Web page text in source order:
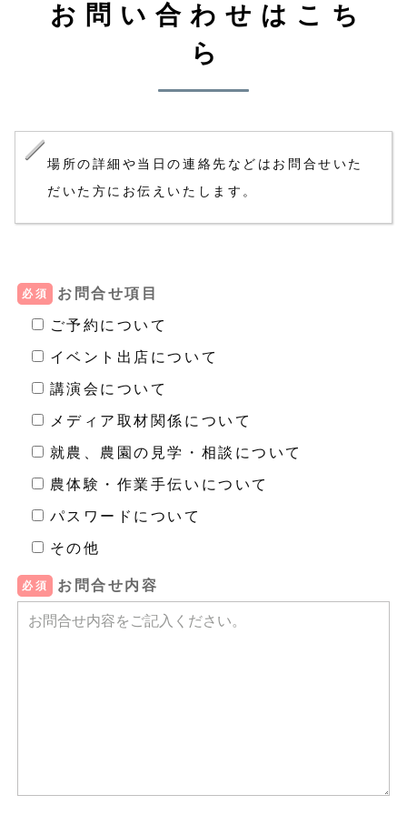
お問い合わせはこち
ら
場所の詳細や当日の連絡先などはお問合せいた
だいた方にお伝えいたします。
必須 お問合せ項目
ご予約について
イベント出店について
講演会について
メディア取材関係について
就農、農園の見学・相談について
農体験・作業手伝いについて
パスワードについて
その他
必須 お問合せ内容